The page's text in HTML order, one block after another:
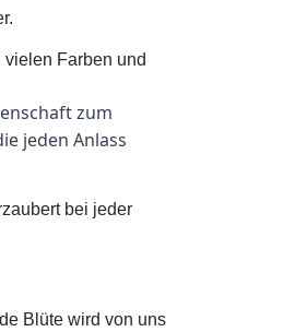
Farben und
zum
jeden Anlass
bei jeder
Blüte wird von uns